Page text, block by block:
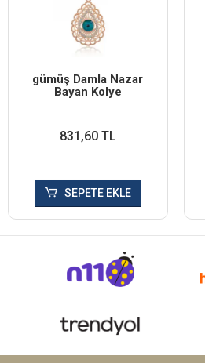
​gümüş Damla Nazar
Bayan Kolye
831,60 TL
SEPETE EKLE